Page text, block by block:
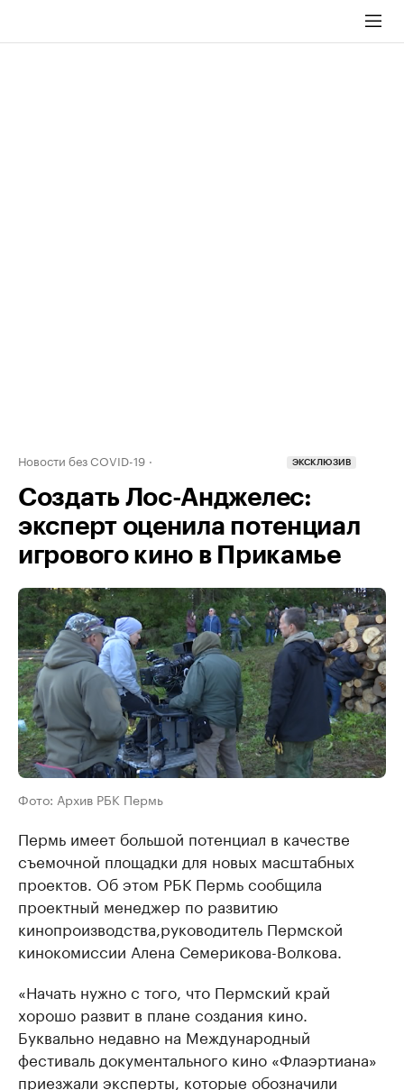
Новости без COVID-19 ЭКСКЛЮЗИВ
Создать Лос-Анджелес:
эксперт оценила потенциал
игрового кино в Прикамье
Фото: Архив РБК Пермь
Пермь имеет большой потенциал в качестве
съемочной площадки для новых масштабных
проектов. Об этом РБК Пермь сообщила
проектный менеджер по развитию
кинопроизводства,руководитель Пермской
кинокомиссии Алена Семерикова-Волкова.
«Начать нужно с того, что Пермский край
хорошо развит в плане создания кино.
Буквально недавно на Международный
фестиваль документального кино «Флаэртиана»
приезжали эксперты, которые обозначили